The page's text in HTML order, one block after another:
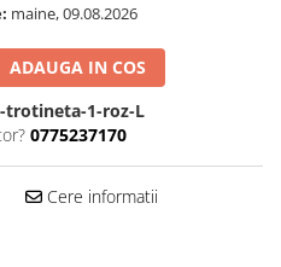
maine, 09.08.2026
ADAUGA IN COS
trotineta-1-roz-L
0775237170
Cere informatii